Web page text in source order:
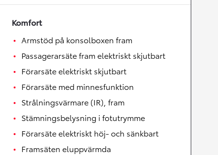
Komfort
Armstöd på konsolboxen fram
Passagerarsäte fram elektriskt skjutbart
Förarsäte elektriskt skjutbart
Förarsäte med minnesfunktion
Strålningsvärmare (IR), fram
Stämningsbelysning i fotutrymme
Förarsäte elektriskt höj- och sänkbart
Framsäten eluppvärmda